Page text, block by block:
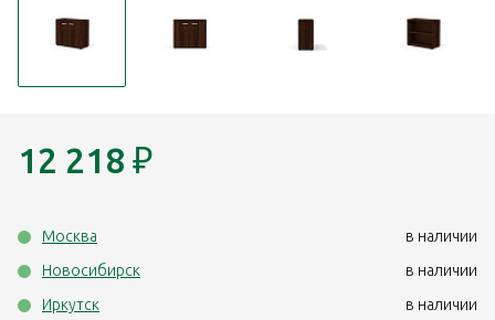
12 218 ₽
Москва
в наличии
Новосибирск
в наличии
Иркутск
в наличии